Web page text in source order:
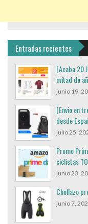
Entradas recientes
[Acaba 20
mitad de
junio 19,
[Envio en
desde
julio 25,
Promo
ciclistas
junio 23,
Chollazo
junio 7,